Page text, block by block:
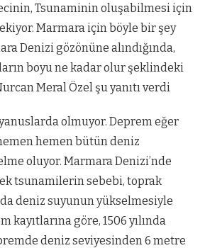
Tsunaminin oluşabilmesi için
Marmara için böyle bir şey
Denizi gözönüne alındığında,
boyu ne kadar olur şeklindeki
Meral Özel şu yanıtı verdi
olmuyor. Deprem eğer
hemen bütün deniz
oluyor. Marmara Denizi’nde
tsunamilerin sebebi, toprak
deniz suyunun yükselmesiyle
kayıtlarına göre, 1506 yılında
deniz seviyesinden 6 metre